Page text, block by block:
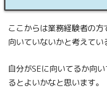
ここからは業務経験者の方
向いていないかと考えてい
自分がSEに向いてるか向
るとよいかなと思います。